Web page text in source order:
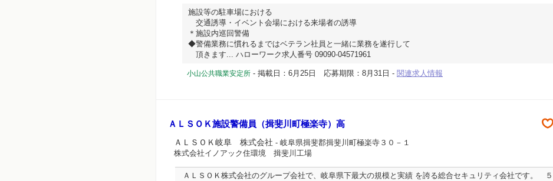
施設等の駐車場における
交通誘導・イベント会場における来場者の誘導
＊施設内巡回警備
◆警備業務に慣れるまではベテラン社員と一緒に業務を遂行して
頂きます... ハローワーク求人番号 09090-04571961
小山公共職業安定所 - 掲載日：6月25日 応募期限：8月31日 - 関連求人情報
ＡＬＳＯＫ施設警備員（揖斐川町極楽寺）高
ＡＬＳＯＫ岐阜 株式会社 - 岐阜県揖斐郡揖斐川町極楽寺３０－１
株式会社イノアック住環境 揖斐川工場
ＡＬＳＯＫ株式会社のグループ会社で、岐阜県下最大の規模と実績 を誇る総合セキュリティ会社です。 ５